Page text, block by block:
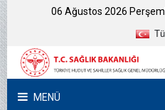
06 Ağustos 2026
MENÜ